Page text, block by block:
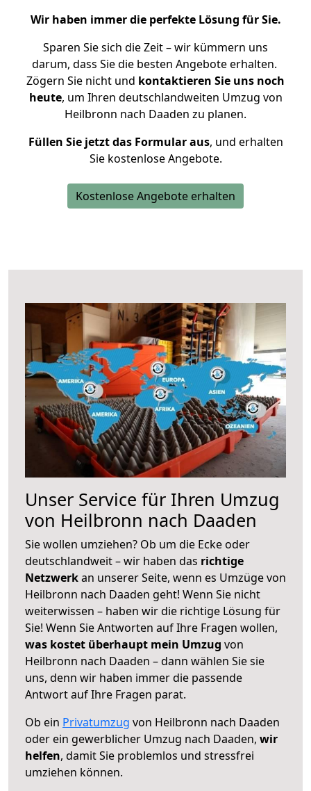
Wir haben immer die perfekte Lösung für Sie.
Sparen Sie sich die Zeit – wir kümmern uns
darum, dass Sie die besten Angebote erhalten.
Zögern Sie nicht und kontaktieren Sie uns noch
heute, um Ihren deutschlandweiten Umzug von
Heilbronn nach Daaden zu planen.
Füllen Sie jetzt das Formular aus, und erhalten
Sie kostenlose Angebote.
Kostenlose Angebote erhalten
Unser Service für Ihren Umzug
von Heilbronn nach Daaden
Sie wollen umziehen? Ob um die Ecke oder
deutschlandweit – wir haben das richtige
Netzwerkan unserer Seite, wenn es Umzüge von
Heilbronn nach Daaden geht! Wenn Sie nicht
weiterwissen – haben wir die richtige Lösung für
Sie! Wenn Sie Antworten auf Ihre Fragen wollen,
was kostet überhaupt mein Umzug von
Heilbronn nach Daaden – dann wählen Sie sie
uns, denn wir haben immer die passende
Antwort auf Ihre Fragen parat.
Ob ein Privatumzug von Heilbronn nach Daaden
oder ein gewerblicher Umzug nach Daaden, wir
helfen, damit Sie problemlos und stressfrei
umziehen können.